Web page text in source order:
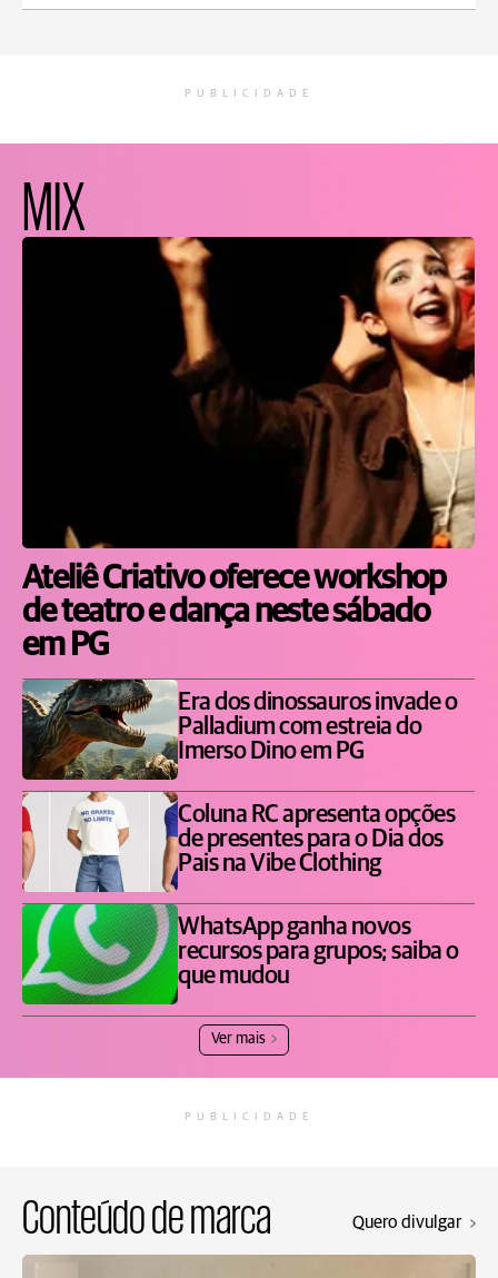
PUBLICIDADE
MIX
Ateliê Criativo oferece workshop
de teatro e dança neste sábado
em PG
Era dos dinossauros invade o
Palladium com estreia do
Imerso Dino em PG
Coluna RC apresenta opções
de presentes para o Dia dos
Pais na Vibe Clothing
WhatsApp ganha novos
recursos para grupos; saiba o
que mudou
Ver mais
PUBLICIDADE
Conteúdo de marca Quero divulgar